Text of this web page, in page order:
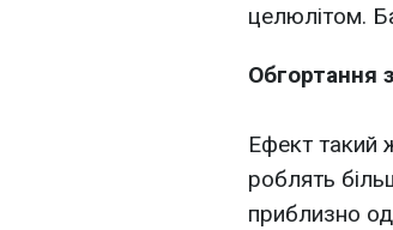
целюлітом.
Обгортання
Ефект такий
роблять
приблизно